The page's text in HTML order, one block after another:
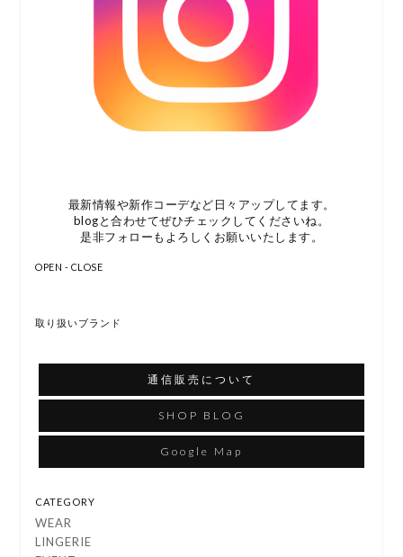
最新情報や新作コーデなど日々アップしてます。
blogと合わせてぜひチェックしてくださいね。
是非フォローもよろしくお願いいたします。
OPEN - CLOSE
取り扱いブランド
通信販売について
SHOP BLOG
Google Map
CATEGORY
WEAR
LINGERIE